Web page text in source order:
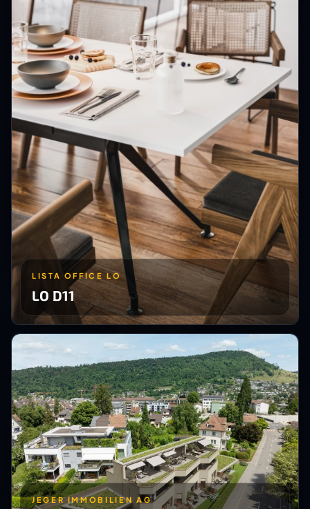
LISTA OFFICE LO
LO D11
JEGER IMMOBILIEN AG